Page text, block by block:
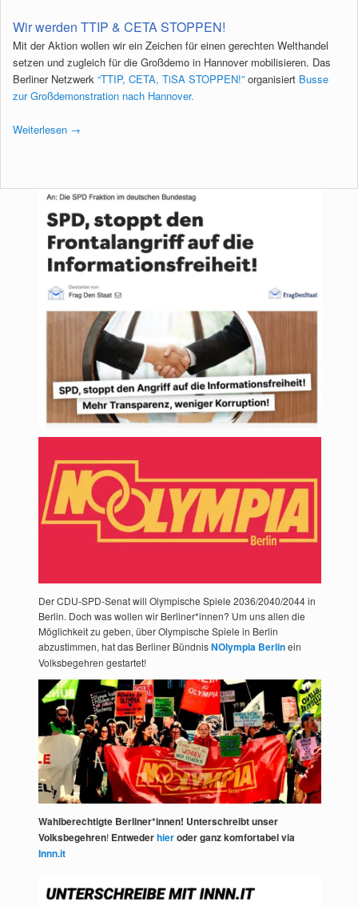
Wir werden TTIP & CETA STOPPEN!
Mit der Aktion wollen wir ein Zeichen für einen gerechten Welthandel
setzen und zugleich für die Großdemo in Hannover mobilisieren. Das
Berliner Netzwerk “TTIP, CETA, TiSA STOPPEN!” organisiert Busse
zur Großdemonstration nach Hannover.
Weiterlesen →
Der CDU-SPD-Senat will Olympische Spiele 2036/2040/2044 in
Berlin. Doch was wollen wir Berliner*innen? Um uns allen die
Möglichkeit zu geben, über Olympische Spiele in Berlin
abzustimmen, hat das Berliner BündnisNOlympia Berlinein
Volksbegehren gestartet!
Wahlberechtigte Berliner*innen! Unterschreibt unser
Volksbegehren! Entwederhieroder ganz komfortabel via
Innn.it